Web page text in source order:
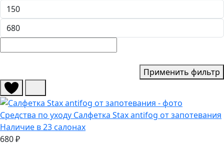
Применить фильтр
Средства по уходу Салфетка Stax antifog от запотевания
Наличие в 23 салонах
680 ₽